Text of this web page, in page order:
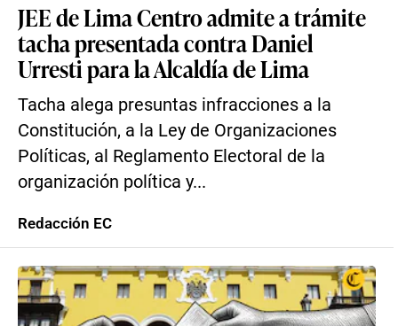
JEE de Lima Centro admite a trámite
tacha presentada contra Daniel
Urresti para la Alcaldía de Lima
Tacha alega presuntas infracciones a la
Constitución, a la Ley de Organizaciones
Políticas, al Reglamento Electoral de la
organización política y...
Redacción EC